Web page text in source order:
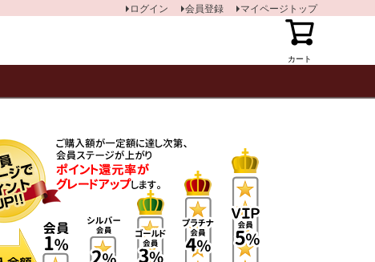
カート
ログイン 会員登録 マイページトップ